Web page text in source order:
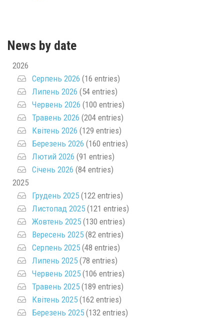
News by date
2026
Серпень 2026 (16 entries)
Липень 2026 (54 entries)
Червень 2026 (100 entries)
Травень 2026 (204 entries)
Квітень 2026 (129 entries)
Березень 2026 (160 entries)
Лютий 2026 (91 entries)
Січень 2026 (84 entries)
2025
Грудень 2025 (122 entries)
Листопад 2025 (121 entries)
Жовтень 2025 (130 entries)
Вересень 2025 (82 entries)
Серпень 2025 (48 entries)
Липень 2025 (78 entries)
Червень 2025 (106 entries)
Травень 2025 (189 entries)
Квітень 2025 (162 entries)
Березень 2025 (132 entries)